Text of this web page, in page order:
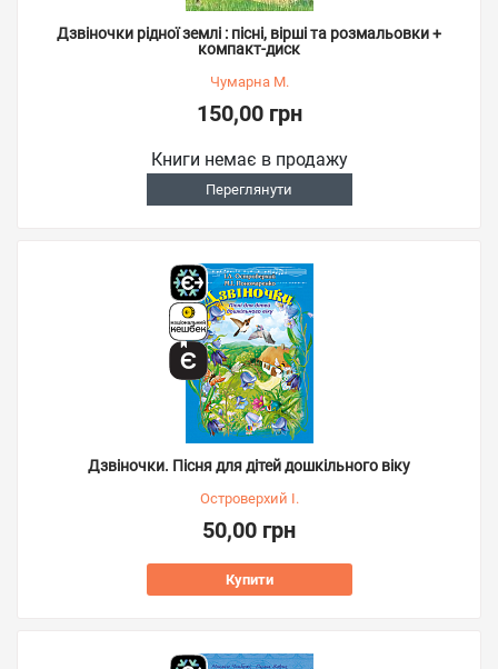
Дзвіночки рідної землі : пісні, вірші та розмальовки +
компакт-диск
Чумарна М.
150,00 грн
Книги немає в продажу
Переглянути
Дзвіночки. Пісня для дітей дошкільного віку
Островерхий І.
50,00 грн
Купити